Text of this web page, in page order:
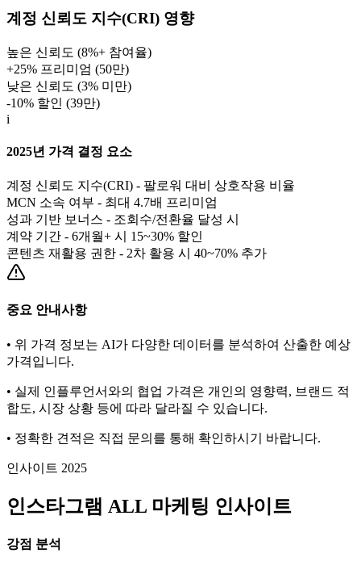
계정 신뢰도 지수(CRI) 영향
높은 신뢰도 (8%+ 참여율)
+25% 프리미엄 (50만)
낮은 신뢰도 (3% 미만)
-10% 할인 (39만)
i
2025년 가격 결정 요소
계정 신뢰도 지수(CRI) - 팔로워 대비 상호작용 비율
MCN 소속 여부 - 최대 4.7배 프리미엄
성과 기반 보너스 - 조회수/전환율 달성 시
계약 기간 - 6개월+ 시 15~30% 할인
콘텐츠 재활용 권한 - 2차 활용 시 40~70% 추가
중요 안내사항
• 위 가격 정보는 AI가 다양한 데이터를 분석하여 산출한 예상
가격입니다.
• 실제 인플루언서와의 협업 가격은 개인의 영향력, 브랜드 적
합도, 시장 상황 등에 따라 달라질 수 있습니다.
• 정확한 견적은 직접 문의를 통해 확인하시기 바랍니다.
인사이트 2025
인스타그램 ALL 마케팅 인사이트
강점 분석